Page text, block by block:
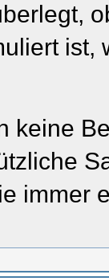
keine
immer